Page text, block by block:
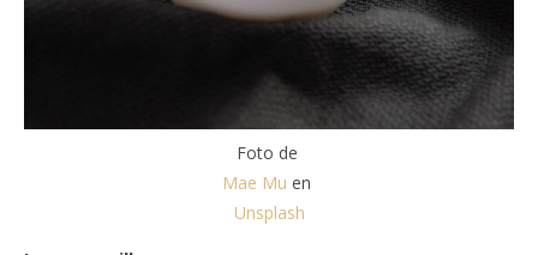
Foto de
Mae Mu en
Unsplash